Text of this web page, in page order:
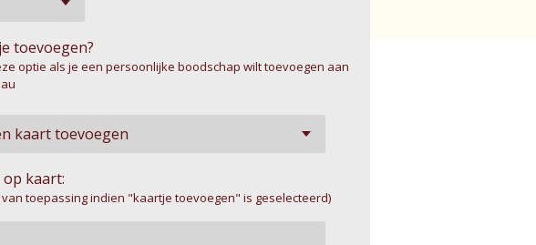
toevoegen?
optie als je een persoonlijke boodschap wilt toevoegen aan
kaart:
van toepassing indien "kaartje toevoegen" is geselecteerd)